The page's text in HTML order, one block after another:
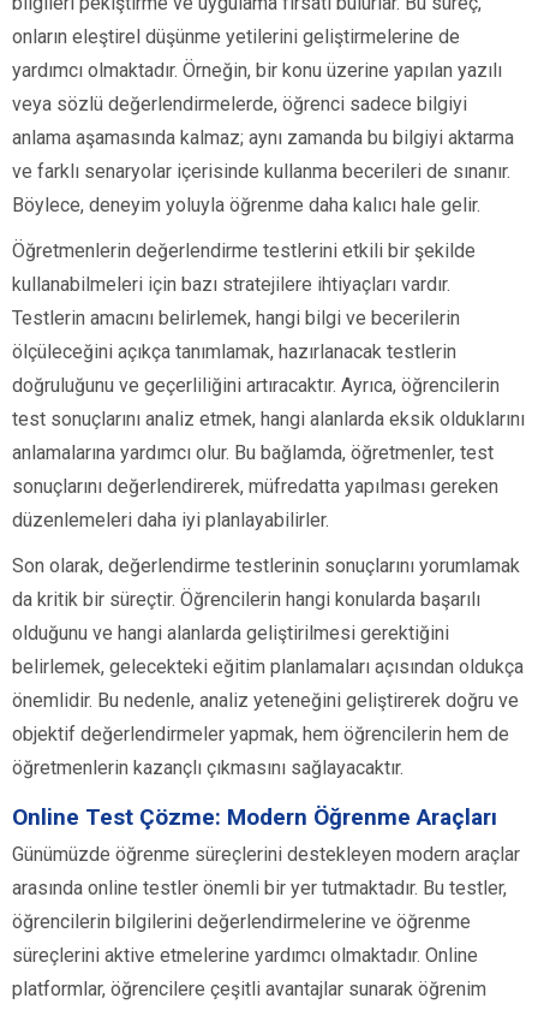
onların eleştirel düşünme yetilerini geliştirmelerine de
yardımcı olmaktadır. Örneğin, bir konu üzerine yapılan yazılı
veya sözlü değerlendirmelerde, öğrenci sadece bilgiyi
anlama aşamasında kalmaz; aynı zamanda bu bilgiyi aktarma
ve farklı senaryolar içerisinde kullanma becerileri de sınanır.
Böylece, deneyim yoluyla öğrenme daha kalıcı hale gelir.
Öğretmenlerin değerlendirme testlerini etkili bir şekilde
kullanabilmeleri için bazı stratejilere ihtiyaçları vardır.
Testlerin amacını belirlemek, hangi bilgi ve becerilerin
ölçüleceğini açıkça tanımlamak, hazırlanacak testlerin
doğruluğunu ve geçerliliğini artıracaktır. Ayrıca, öğrencilerin
test sonuçlarını analiz etmek, hangi alanlarda eksik olduklarını
anlamalarına yardımcı olur. Bu bağlamda, öğretmenler, test
sonuçlarını değerlendirerek, müfredatta yapılması gereken
düzenlemeleri daha iyi planlayabilirler.
Son olarak, değerlendirme testlerinin sonuçlarını yorumlamak
da kritik bir süreçtir. Öğrencilerin hangi konularda başarılı
olduğunu ve hangi alanlarda geliştirilmesi gerektiğini
belirlemek, gelecekteki eğitim planlamaları açısından oldukça
önemlidir. Bu nedenle, analiz yeteneğini geliştirerek doğru ve
objektif değerlendirmeler yapmak, hem öğrencilerin hem de
öğretmenlerin kazançlı çıkmasını sağlayacaktır.
Online Test Çözme: Modern Öğrenme Araçları
Günümüzde öğrenme süreçlerini destekleyen modern araçlar
arasında online testler önemli bir yer tutmaktadır. Bu testler,
öğrencilerin bilgilerini değerlendirmelerine ve öğrenme
süreçlerini aktive etmelerine yardımcı olmaktadır. Online
platformlar, öğrencilere çeşitli avantajlar sunarak öğrenim